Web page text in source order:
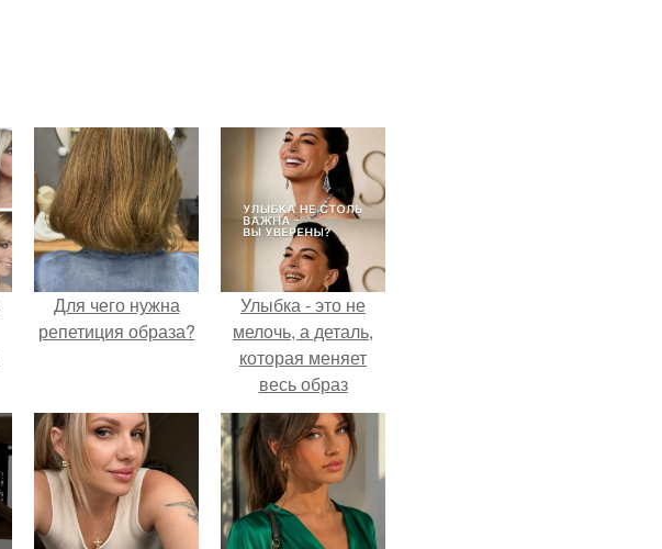
Для чего нужна
репетиция образа?
Улыбка - это не
мелочь, а деталь,
которая меняет
весь образ
человека.